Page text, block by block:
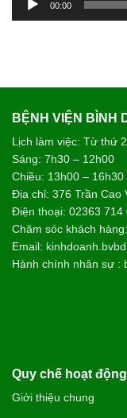
00:00
BỆNH VIỆN BÌNH
Lịch làm việc: Từ thứ
Sáng: 7h30 – 12h00
Chiều: 13h00 – 16h30
Địa chỉ: 376 Trần Cao
Điện thoại: 02363 714
Chăm sóc khách
Email:
Hành chính nhân sự :
Quy chế hoạt động
Giới thiệu chung